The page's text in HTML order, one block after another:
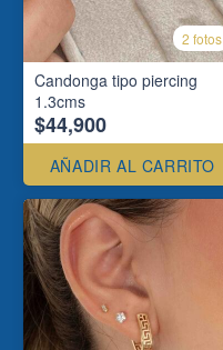
2 fotos
Candonga tipo piercing
1.3cms
$44,900
AÑADIR AL CARRITO